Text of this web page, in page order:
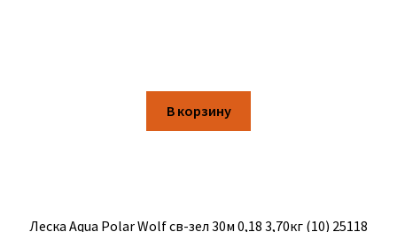
В корзину
Леска Aqua Polar Wolf св-зел 30м 0,18 3,70кг (10) 25118